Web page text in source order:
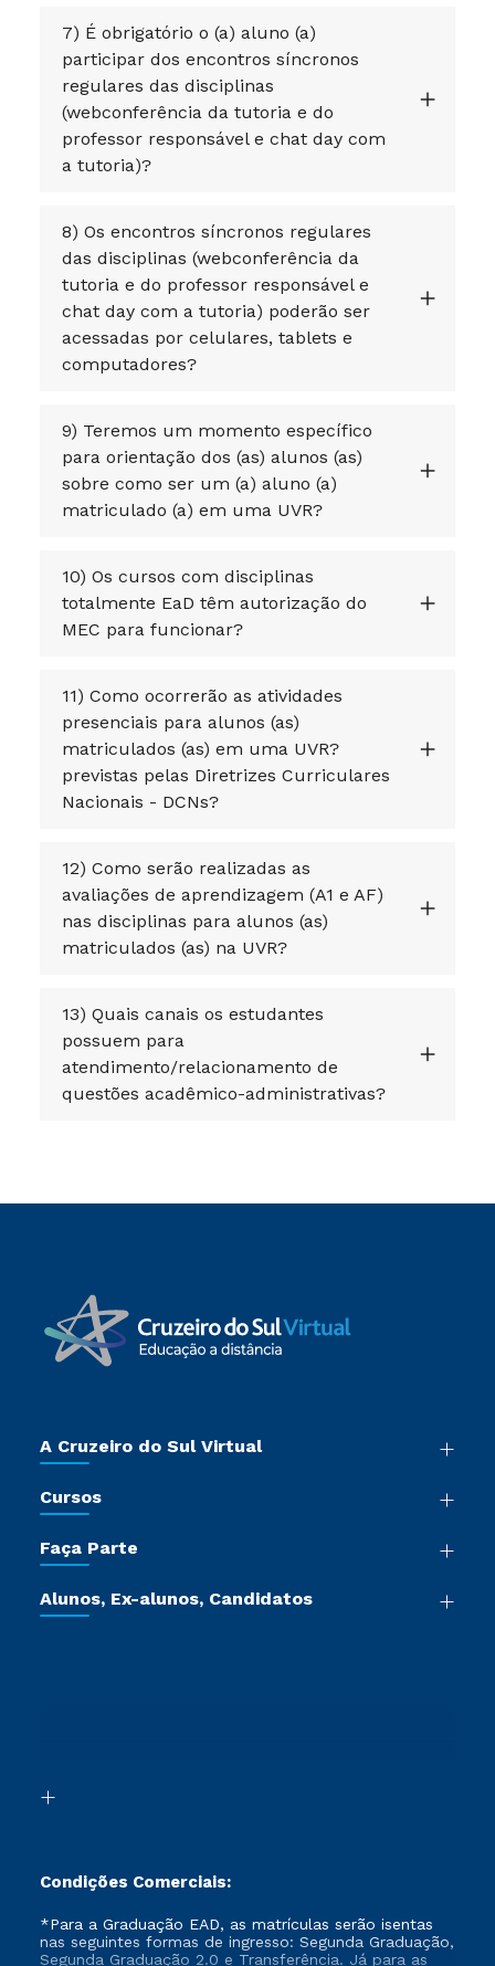
7) É obrigatório o (a) aluno (a)
participar dos encontros síncronos
regulares das disciplinas
(webconferência da tutoria e do
professor responsável e chat day com
a tutoria)?
8) Os encontros síncronos regulares
das disciplinas (webconferência da
tutoria e do professor responsável e
chat day com a tutoria) poderão ser
acessadas por celulares, tablets e
computadores?
9) Teremos um momento específico
para orientação dos (as) alunos (as)
sobre como ser um (a) aluno (a)
matriculado (a) em uma UVR?
10) Os cursos com disciplinas
totalmente EaD têm autorização do
MEC para funcionar?
11) Como ocorrerão as atividades
presenciais para alunos (as)
matriculados (as) em uma UVR?
previstas pelas Diretrizes Curriculares
Nacionais - DCNs?
12) Como serão realizadas as
avaliações de aprendizagem (A1 e AF)
nas disciplinas para alunos (as)
matriculados (as) na UVR?
13) Quais canais os estudantes
possuem para
atendimento/relacionamento de
questões acadêmico-administrativas?
A Cruzeiro do Sul Virtual
Sala de Imprensa
Certificadoras
Jornada do Aluno
Cursos
Pós-graduação
Cursos Livres
Faça Parte
Vestibular Redação
Formação Pedagógica - R2
Alunos, Ex-alunos, Candidatos
Condições Comerciais:
*Para a Graduação EAD, as matrículas serão isentas
nas seguintes formas de ingresso: Segunda Graduação,
Segunda Graduação 2.0 e Transferência. Já para as